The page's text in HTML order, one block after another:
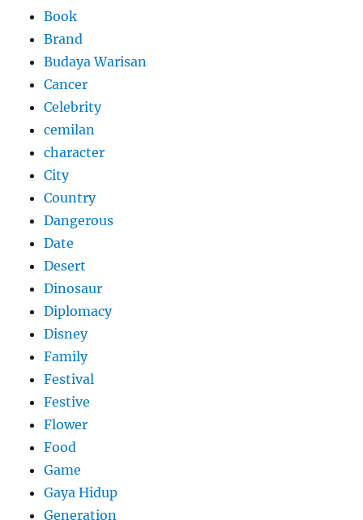
Book
Brand
Budaya Warisan
Cancer
Celebrity
cemilan
character
City
Country
Dangerous
Date
Desert
Dinosaur
Diplomacy
Disney
Family
Festival
Festive
Flower
Food
Game
Gaya Hidup
Generation